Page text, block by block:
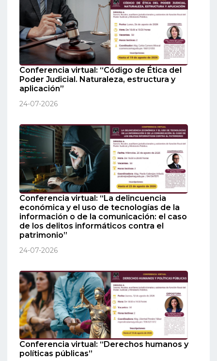
Conferencia virtual: “Código de Ética del
Poder Judicial. Naturaleza, estructura y
aplicación”
24-07-2026
Conferencia virtual: “La delincuencia
económica y el uso de tecnologías de la
información o de la comunicación: el caso
de los delitos informáticos contra el
patrimonio”
24-07-2026
Conferencia virtual: “Derechos humanos y
políticas públicas”